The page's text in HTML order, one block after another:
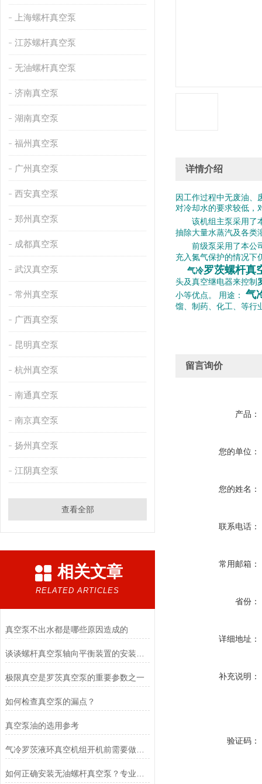
上海螺杆真空泵
江苏螺杆真空泵
无油螺杆真空泵
济南真空泵
湖南真空泵
福州真空泵
广州真空泵
西安真空泵
郑州真空泵
成都真空泵
武汉真空泵
常州真空泵
广西真空泵
昆明真空泵
杭州真空泵
南通真空泵
南京真空泵
扬州真空泵
江阴真空泵
查看全部
相关文章
RELATED ARTICLES
真空泵不出水都是哪些原因造成的
极限真空是罗茨真空泵的重要参数之一
如何检查真空泵的漏点？
真空泵油的选用参考
气冷罗茨液环真空机组开机前需要做哪些准备工作？
详情介绍
因工作过程中无废油、
对冷却水的要求较低，
该机组主泵采用了本
抽除大量水蒸汽及各类
前级泵采用了本公
充入氮气保护的情况下
气冷罗茨螺杆真
头及真空继电器来控制
小等优点。 用途： 气
馏、制药、化工、等行
留言询价
产品：
您的单位：
您的姓名：
联系电话：
常用邮箱：
省份：
详细地址：
补充说明：
验证码：